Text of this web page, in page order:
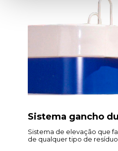
Sistema gancho
Sistema de elevação que
de qualquer tipo de